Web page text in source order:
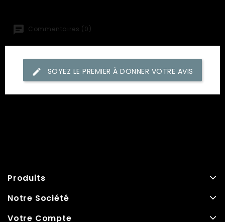
Commentaires (0)
SOYEZ LE PREMIER À DONNER VOTRE AVIS
Produits
Notre Société
Votre Compte